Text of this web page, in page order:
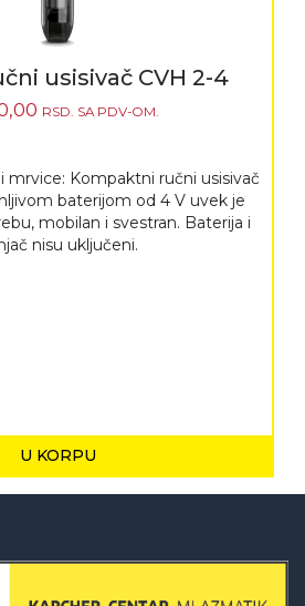
usisivač CVH 2-4
RSD. SA PDV-OM.
mrvice: Kompaktni ručni usisivač
baterijom od 4 V uvek je
mobilan i svestran. Baterija i
nisu uključeni.
U KORPU